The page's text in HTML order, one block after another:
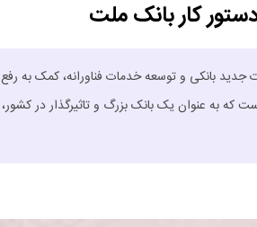
کار بانک ملت
جدید بانکی و توسعه خدمات فناورانه، کمک به رفع
به عنوان یک بانک بزرگ و تاثیرگذار در کشور،